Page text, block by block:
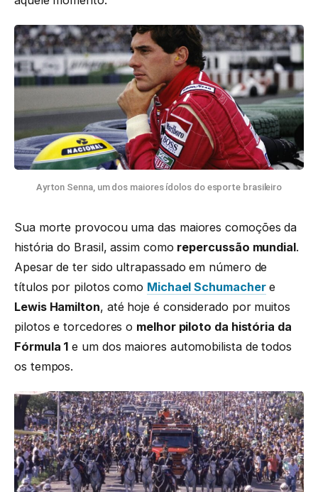
Ayrton Senna, um dos maiores ídolos do esporte brasileiro
Sua morte provocou uma das maiores comoções da
história do Brasil, assim como repercussão mundial.
Apesar de ter sido ultrapassado em número de
títulos por pilotos como Michael Schumachere
Lewis Hamilton, até hoje é considerado por muitos
pilotos e torcedores o melhor piloto da história da
Fórmula 1 e um dos maiores automobilista de todos
os tempos.